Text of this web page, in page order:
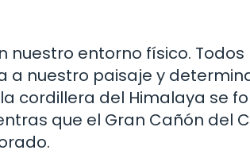
nuestro entorno físico. Todos
a nuestro paisaje y
cordillera del Himalaya se
que el Gran Cañón del